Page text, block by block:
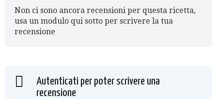
Non ci sono ancora recensioni per questa ricetta,
usa un modulo qui sotto per scrivere la tua
recensione
Autenticati per poter scrivere una
recensione